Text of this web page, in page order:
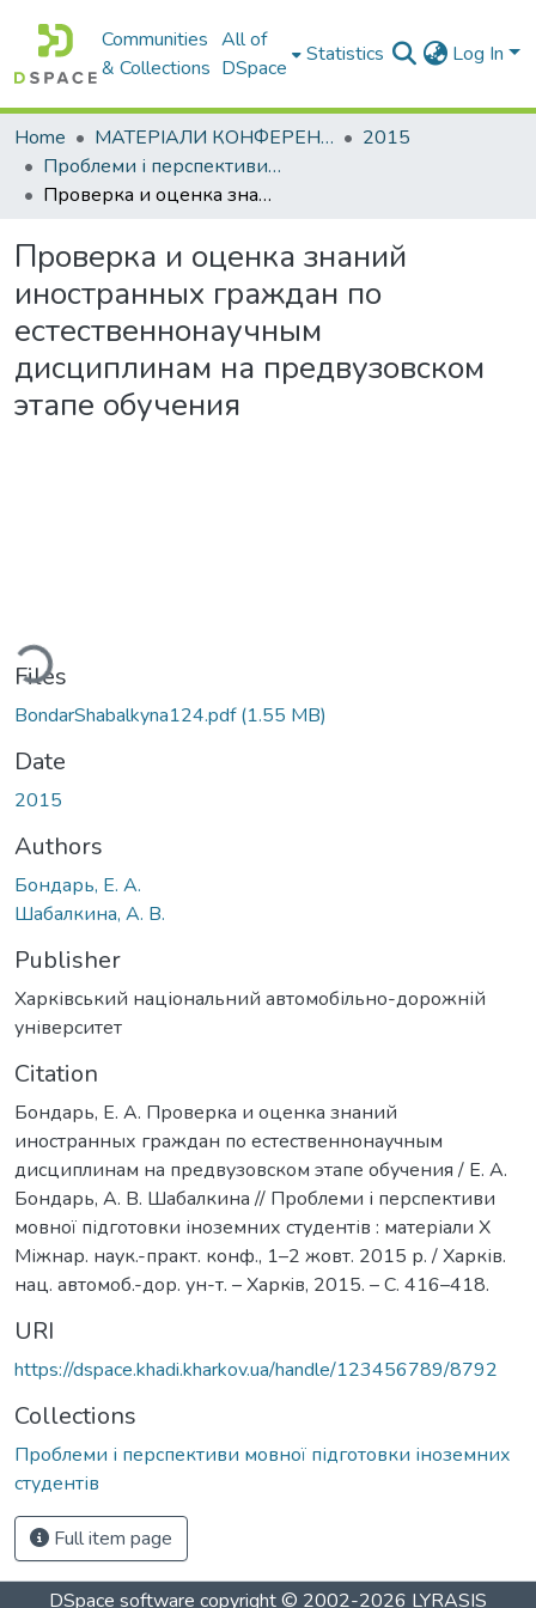
Communities
& Collections
All of
DSpace
Statistics Log In
Home МАТЕРІАЛИ КОНФЕРЕНЦІЙ
2015
Проблеми і перспективи мовної підготовки іноземних студентів
Проверка и оценка знаний иностранных граждан по естественнонаучным дисциплинам на предвузовском этапе обучения
Проверка и оценка знаний
иностранных граждан по
естественнонаучным
дисциплинам на предвузовском
этапе обучения
Files
BondarShabalkyna124.pdf(1.55 MB)
Date
2015
Authors
Бондарь, Е. А.
Шабалкина, А. В.
Publisher
Харківський національний автомобільно-дорожній
університет
Citation
Бондарь, Е. А. Проверка и оценка знаний
иностранных граждан по естественнонаучным
дисциплинам на предвузовском этапе обучения / Е. А.
Бондарь, А. В. Шабалкина // Проблеми і перспективи
мовної підготовки іноземних студентів : матеріали Х
Міжнар. наук.-практ. конф., 1–2 жовт. 2015 р. / Харків.
нац. автомоб.-дор. ун-т. – Харкiв, 2015. – С. 416–418.
URI
https://dspace.khadi.kharkov.ua/handle/123456789/8792
Collections
Проблеми і перспективи мовної підготовки іноземних
студентів
Full item page
DSpace software copyright © 2002-2026 LYRASIS